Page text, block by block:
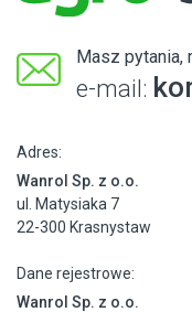
Masz pytania,
e-mail:
Adres:
Wanrol Sp. z o.o.
ul. Matysiaka 7
22-300 Krasnystaw
Dane rejestrowe:
Wanrol Sp. z o.o.